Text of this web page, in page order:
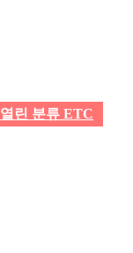
열린 분류 ETC